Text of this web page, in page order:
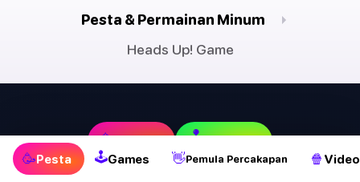
🥳Pesta 🕹Games 👋Pemula Percakapan 🍿 Video
Pesta & Permainan Minum
Heads Up! Game
🥳Pesta 🕹Games